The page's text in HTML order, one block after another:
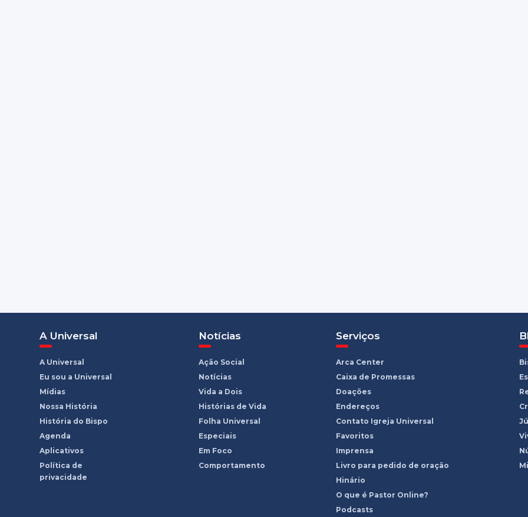
A Universal
A Universal
Eu sou a Universal
Mídias
Nossa História
História do Bispo
Agenda
Aplicativos
Política de
privacidade
Notícias
Ação Social
Notícias
Vida a Dois
Histórias de Vida
Folha Universal
Especiais
Em Foco
Comportamento
Serviços
Arca Center
Caixa de Promessas
Doações
Endereços
Contato Igreja Universal
Favoritos
Imprensa
Livro para pedido de oração
Hinário
O que é Pastor Online?
Podcasts